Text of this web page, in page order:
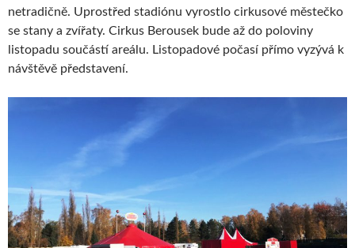
netradičně. Uprostřed stadiónu vyrostlo cirkusové městečko
se stany a zvířaty. Cirkus Berousek bude až do poloviny
listopadu součástí areálu. Listopadové počasí přímo vyzývá k
návštěvě představení.